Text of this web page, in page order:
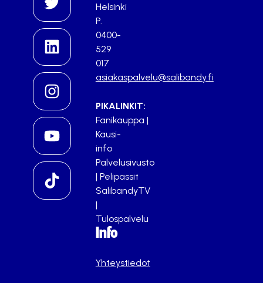
Helsinki
P.
0400-
529
017
asiakaspalvelu@salibandy.fi
PIKALINKIT:
Fanikauppa |
Kausi-
info
Palvelusivusto
| Pelipassit
SalibandyTV
|
Tulospalvelu
Info
Yhteystiedot